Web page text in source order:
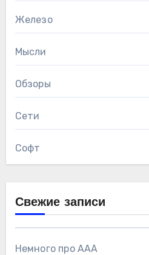
Железо
Мысли
Обзоры
Сети
Софт
Свежие записи
Немного про AAA